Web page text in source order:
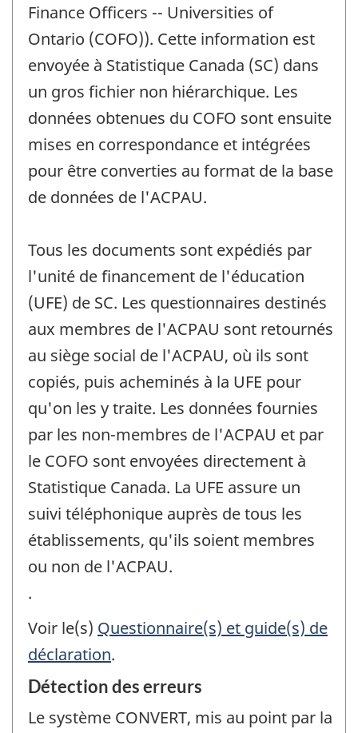
Finance Officers -- Universities of
Ontario (COFO)). Cette information est
envoyée à Statistique Canada (SC) dans
un gros fichier non hiérarchique. Les
données obtenues du COFO sont ensuite
mises en correspondance et intégrées
pour être converties au format de la base
de données de l'ACPAU.
Tous les documents sont expédiés par
l'unité de financement de l'éducation
(UFE) de SC. Les questionnaires destinés
aux membres de l'ACPAU sont retournés
au siège social de l'ACPAU, où ils sont
copiés, puis acheminés à la UFE pour
qu'on les y traite. Les données fournies
par les non-membres de l'ACPAU et par
le COFO sont envoyées directement à
Statistique Canada. La UFE assure un
suivi téléphonique auprès de tous les
établissements, qu'ils soient membres
ou non de l'ACPAU.
.
Voir le(s) Questionnaire(s) et guide(s) de
déclaration.
Détection des erreurs
Le système CONVERT, mis au point par la